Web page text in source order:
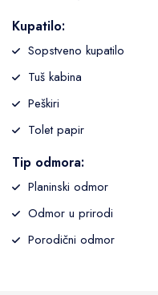
Kupatilo:
Sopstveno kupatilo
Tuš kabina
Peškiri
Tolet papir
Tip odmora:
Planinski odmor
Odmor u prirodi
Porodični odmor